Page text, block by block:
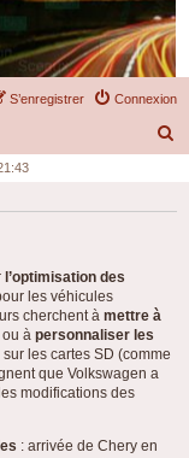
Connexion
S’enregistrer
l’optimisation des
les véhicules
cherchent à mettre à
à personnaliser les
sur les cartes SD (comme
que Volkswagen a
modifications des
: arrivée de Chery en